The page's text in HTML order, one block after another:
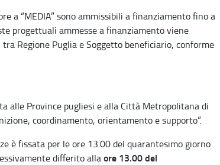
a “MEDIA” sono ammissibili a finanziamento fino a
progettuali ammesse a finanziamento viene
Regione Puglia e Soggetto beneficiario, conforme
alle Province pugliesi e alla Città Metropolitana di
coordinamento, orientamento e supporto”.
è fissata per le ore 13.00 del quarantesimo giorno
differito allaore 13.00 del